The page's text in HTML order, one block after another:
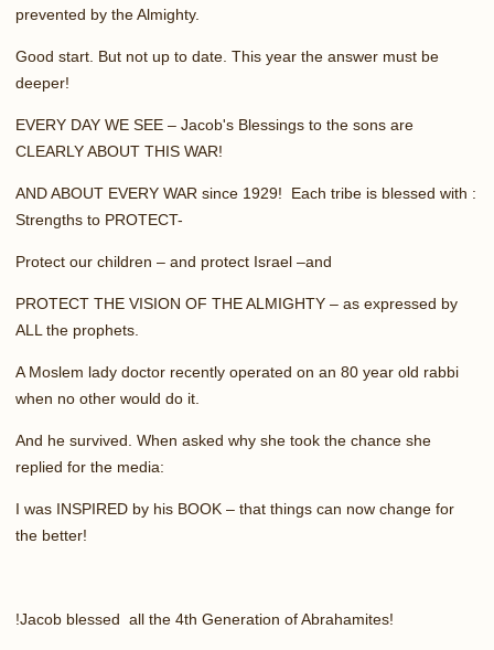
prevented by the Almighty.
Good start. But not up to date. This year the answer must be
deeper!
EVERY DAY WE SEE – Jacob's Blessings to the sons are
CLEARLY ABOUT THIS WAR!
AND ABOUT EVERY WAR since 1929! Each tribe is blessed with :
Strengths to PROTECT-
Protect our children – and protect Israel –and
PROTECT THE VISION OF THE ALMIGHTY – as expressed by
ALL the prophets.
A Moslem lady doctor recently operated on an 80 year old rabbi
when no other would do it.
And he survived. When asked why she took the chance she
replied for the media:
I was INSPIRED by his BOOK – that things can now change for
the better!
Jacob blessed all the 4th Generation of Abrahamites!
!